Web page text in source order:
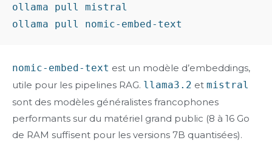
ollama pull mistral
nomic-embed-text est un modèle d’embeddings,
utile pour les pipelines RAG. llama3.2 et mistral
sont des modèles généralistes francophones
performants sur du matériel grand public (8 à 16 Go
de RAM suffisent pour les versions 7B quantisées).